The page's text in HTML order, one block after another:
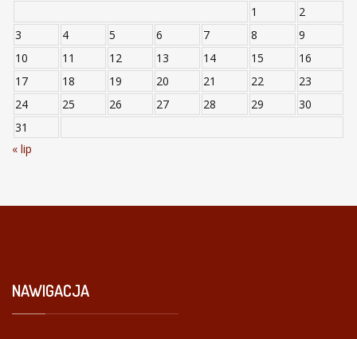
1
2
3
4 5 6 7 8
9
10
11 12 13 14 15
16
17
18 19 20 21 22
23
24
25 26 27 28 29
30
31
« lip
NAWIGACJA